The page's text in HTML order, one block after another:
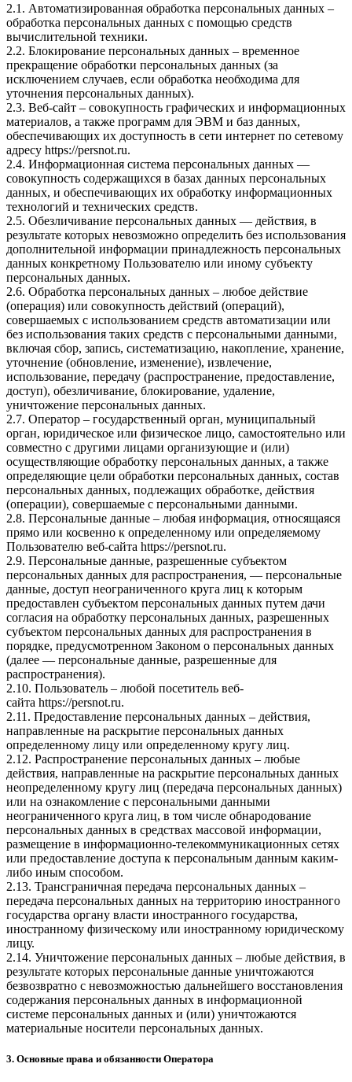
2.1. Автоматизированная обработка персональных данных –
обработка персональных данных с помощью средств
вычислительной техники.
2.2. Блокирование персональных данных – временное
прекращение обработки персональных данных (за
исключением случаев, если обработка необходима для
уточнения персональных данных).
2.3. Веб-сайт – совокупность графических и информационных
материалов, а также программ для ЭВМ и баз данных,
обеспечивающих их доступность в сети интернет по сетевому
адресу https://persnot.ru.
2.4. Информационная система персональных данных —
совокупность содержащихся в базах данных персональных
данных, и обеспечивающих их обработку информационных
технологий и технических средств.
2.5. Обезличивание персональных данных — действия, в
результате которых невозможно определить без использования
дополнительной информации принадлежность персональных
данных конкретному Пользователю или иному субъекту
персональных данных.
2.6. Обработка персональных данных – любое действие
(операция) или совокупность действий (операций),
совершаемых с использованием средств автоматизации или
без использования таких средств с персональными данными,
включая сбор, запись, систематизацию, накопление, хранение,
уточнение (обновление, изменение), извлечение,
использование, передачу (распространение, предоставление,
доступ), обезличивание, блокирование, удаление,
уничтожение персональных данных.
2.7. Оператор – государственный орган, муниципальный
орган, юридическое или физическое лицо, самостоятельно или
совместно с другими лицами организующие и (или)
осуществляющие обработку персональных данных, а также
определяющие цели обработки персональных данных, состав
персональных данных, подлежащих обработке, действия
(операции), совершаемые с персональными данными.
2.8. Персональные данные – любая информация, относящаяся
прямо или косвенно к определенному или определяемому
Пользователю веб-сайта https://persnot.ru.
2.9. Персональные данные, разрешенные субъектом
персональных данных для распространения, — персональные
данные, доступ неограниченного круга лиц к которым
предоставлен субъектом персональных данных путем дачи
согласия на обработку персональных данных, разрешенных
субъектом персональных данных для распространения в
порядке, предусмотренном Законом о персональных данных
(далее — персональные данные, разрешенные для
распространения).
2.10. Пользователь – любой посетитель веб-
сайта https://persnot.ru.
2.11. Предоставление персональных данных – действия,
направленные на раскрытие персональных данных
определенному лицу или определенному кругу лиц.
2.12. Распространение персональных данных – любые
действия, направленные на раскрытие персональных данных
неопределенному кругу лиц (передача персональных данных)
или на ознакомление с персональными данными
неограниченного круга лиц, в том числе обнародование
персональных данных в средствах массовой информации,
размещение в информационно-телекоммуникационных сетях
или предоставление доступа к персональным данным каким-
либо иным способом.
2.13. Трансграничная передача персональных данных –
передача персональных данных на территорию иностранного
государства органу власти иностранного государства,
иностранному физическому или иностранному юридическому
лицу.
2.14. Уничтожение персональных данных – любые действия, в
результате которых персональные данные уничтожаются
безвозвратно с невозможностью дальнейшего восстановления
содержания персональных данных в информационной
системе персональных данных и (или) уничтожаются
материальные носители персональных данных.
3. Основные права и обязанности Оператора